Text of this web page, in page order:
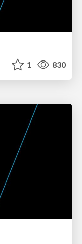
1 830